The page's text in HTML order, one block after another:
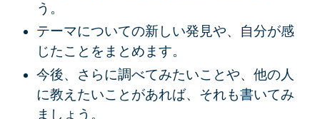
う。
テーマについての新しい発見や、自分が感
じたことをまとめます。
今後、さらに調べてみたいことや、他の人
に教えたいことがあれば、それも書いてみ
ましょう。